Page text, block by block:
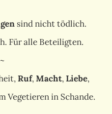
sind nicht tödlich.
Für alle Beteiligten.
~
Ruf,Macht,Liebe,
Vegetieren in Schande.